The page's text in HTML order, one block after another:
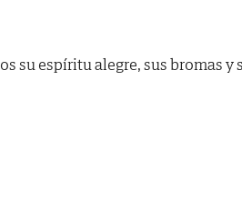
su espíritu alegre, sus bromas y